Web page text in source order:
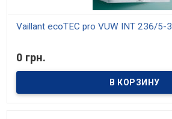
Vaillant ecoTEC pro VUW INT 236/5-3
0 грн.